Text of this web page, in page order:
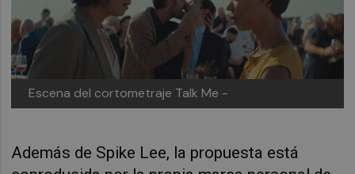
Escena del cortometraje Talk Me -
Además de Spike Lee, la propuesta está